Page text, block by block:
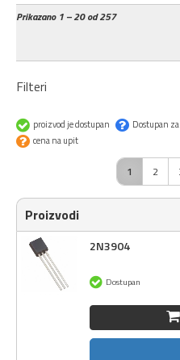
Prikazano1 – 20 od 257
Filteri
proizvod je dostupan Dostupan
cena na upit
1 2
Proizvodi
2N3904
Dostupan